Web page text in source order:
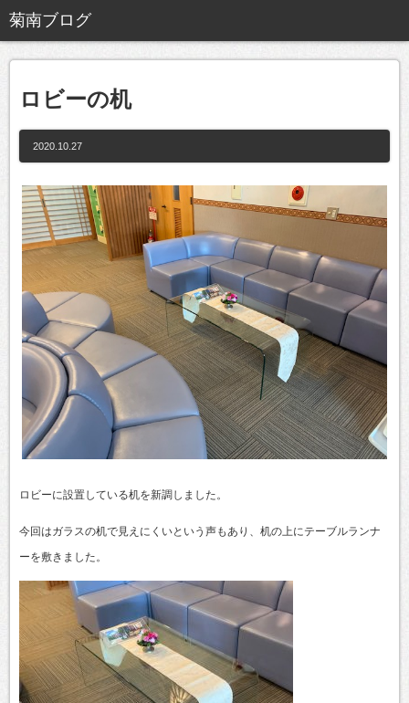
ロビーの机
2020.10.27
ロビーに設置している机を新調しました。
今回はガラスの机で見えにくいという声もあり、机の上にテーブルランナ
ーを敷きました。